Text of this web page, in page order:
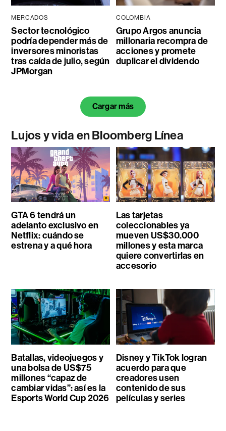
MERCADOS
Sector tecnológico
podría depender más de
inversores minoristas
tras caída de julio, según
JPMorgan
COLOMBIA
Grupo Argos anuncia
millonaria recompra de
acciones y promete
duplicar el dividendo
Cargar más
Lujos y vida en Bloomberg Línea
GTA 6 tendrá un
adelanto exclusivo en
Netflix: cuándo se
estrena y a qué hora
Las tarjetas
coleccionables ya
mueven US$30.000
millones y esta marca
quiere convertirlas en
accesorio
Batallas, videojuegos y
una bolsa de US$75
millones “capaz de
cambiar vidas”: así es la
Esports World Cup 2026
Disney y TikTok logran
acuerdo para que
creadores usen
contenido de sus
películas y series